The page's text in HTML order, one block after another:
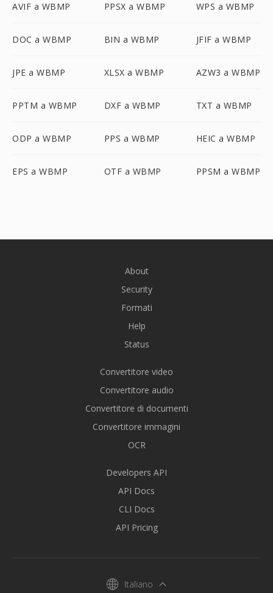
AVIF a WBMP PPSX a WBMP WPS a WBMP
DOC a WBMP BIN a WBMP JFIF a WBMP
JPE a WBMP XLSX a WBMP AZW3 a WBMP
PPTM a WBMP DXF a WBMP TXT a WBMP
ODP a WBMP PPS a WBMP HEIC a WBMP
EPS a WBMP OTF a WBMP PPSM a WBMP
About
Security
Formati
Help
Status
Convertitore video
Convertitore audio
Convertitore di documenti
Convertitore immagini
OCR
Developers API
API Docs
CLI Docs
API Pricing
Italiano